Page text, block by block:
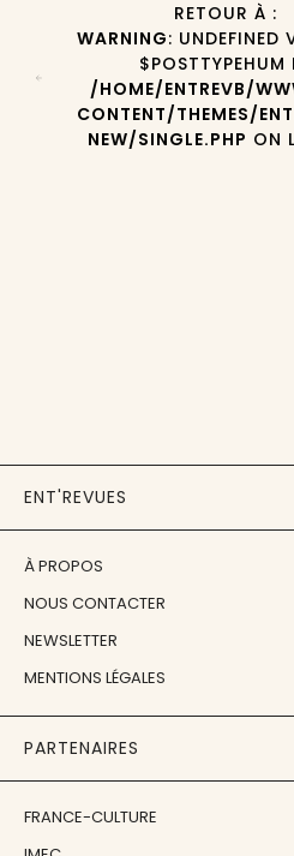
RETOUR À :
WARNING: UNDEFINED
$POSTTYPEHUM
/HOME/ENTREVB/
CONTENT/THEMES/
NEW/SINGLE.PHP ON
ENT'REVUES
À PROPOS
NOUS CONTACTER
NEWSLETTER
MENTIONS LÉGALES
PARTENAIRES
FRANCE-CULTURE